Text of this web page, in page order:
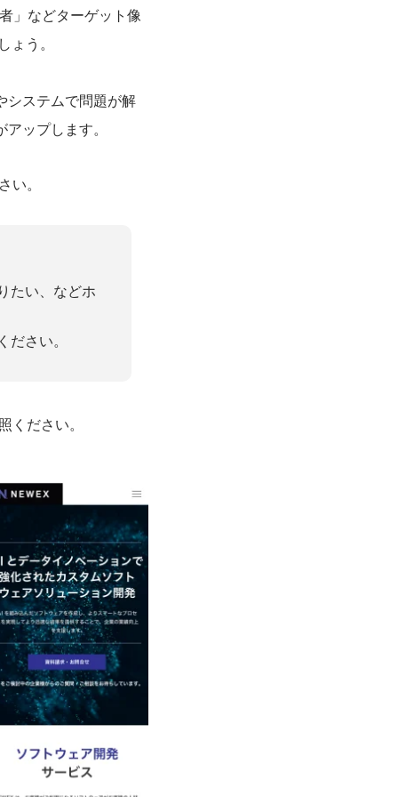
」などターゲット像
う。
システムで問題が解
ップします。
い。
たい、などホ
さい。
ください。